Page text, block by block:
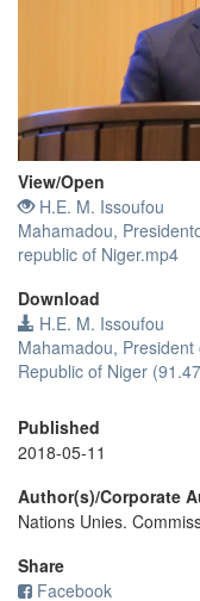
View/Open
H.E. M. Issoufou
Mahamadou,
republic of Niger.mp4
Download
H.E. M. Issoufou
Mahamadou, President
Republic of Niger
Published
2018-05-11
Author(s)/Corporate
Nations Unies.
Share
Facebook